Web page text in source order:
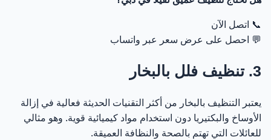
📞 اتصل الآن
💬 احصل على عرض سعر عبر واتساب
3. تنظيف فلل بالبخار
يعتبر التنظيف بالبخار من أكثر التقنيات الحديثة فعالية في إزالة
الأوساخ والبكتيريا دون استخدام مواد كيميائية قوية. وهو مثالي
للعائلات التي تهتم بالصحة والنظافة العميقة.